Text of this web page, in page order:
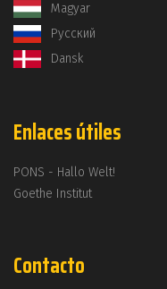
Magyar
Русский
Dansk
Enlaces útiles
PONS - Hallo Welt!
Goethe Institut
Contacto